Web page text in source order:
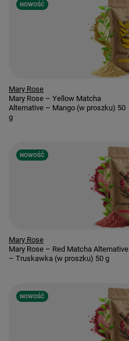
NOWOŚĆ
Mary Rose
Mary Rose – Yellow Matcha
Alternative – Mango (w proszku) 50
g
NOWOŚĆ
Mary Rose
Mary Rose – Red Matcha Alternative
– Truskawka (w proszku) 50 g
NOWOŚĆ